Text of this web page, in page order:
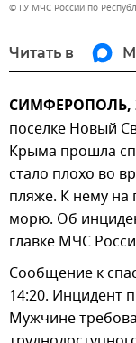
© ГУ МЧС России по
Читать в
СИМФЕРОПОЛЬ,
поселке Новый
Крыма прошла
стало плохо во
пляже. К нему
морю. Об
главке МЧС
Сообщение к
14:20. Инцидент
Мужчине